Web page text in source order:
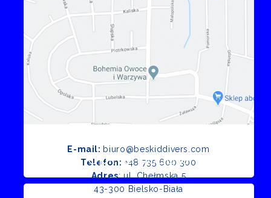
E-mail: biuro@beskiddivers.com
Telefon: +48 735 600 300
Adres: ul. Chełmska 5
43-300 Bielsko-Biała
Opinie Google